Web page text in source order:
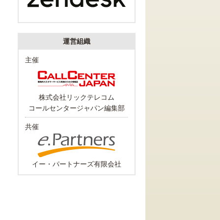
運営組織
主催
株式会社リックテレコム
コールセンタージャパン編集部
共催
イー・パートナーズ有限会社